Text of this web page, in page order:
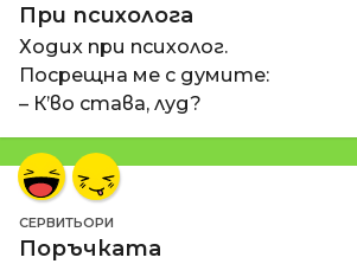
При психолога
Ходих при психолог.
Посрещна ме с думите:
– К’во става, луд?
СЕРВИТЬОРИ
Поръчката